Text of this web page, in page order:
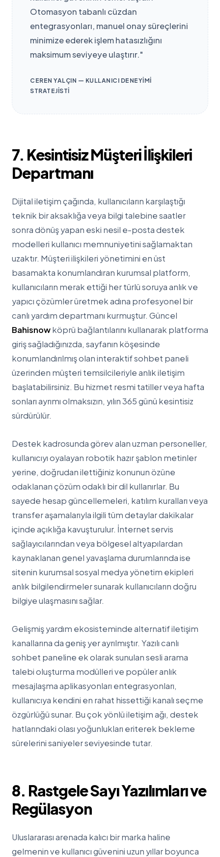
Otomasyon tabanlı cüzdan
entegrasyonları, manuel onay süreçlerini
minimize ederek işlem hatasızlığını
maksimum seviyeye ulaştırır."
CEREN YALÇIN — KULLANICI DENEYIMI
STRATEJISTI
7. Kesintisiz Müşteri İlişkileri
Departmanı
Dijital iletişim çağında, kullanıcıların karşılaştığı
teknik bir aksaklığa veya bilgi talebine saatler
sonra dönüş yapan eski nesil e-posta destek
modelleri kullanıcı memnuniyetini sağlamaktan
uzaktır. Müşteri ilişkileri yönetimini en üst
basamakta konumlandıran kurumsal platform,
kullanıcıların merak ettiği her türlü soruya anlık ve
yapıcı çözümler üretmek adına profesyonel bir
canlı yardım departmanı kurmuştur. Güncel
Bahisnowköprü bağlantılarını kullanarak platforma
giriş sağladığınızda, sayfanın köşesinde
konumlandırılmış olan interaktif sohbet paneli
üzerinden müşteri temsilcileriyle anlık iletişim
başlatabilirsiniz. Bu hizmet resmi tatiller veya hafta
sonları ayrımı olmaksızın, yılın 365 günü kesintisiz
sürdürülür.
Destek kadrosunda görev alan uzman personeller,
kullanıcıyı oyalayan robotik hazır şablon metinler
yerine, doğrudan ilettiğiniz konunun özüne
odaklanan çözüm odaklı bir dil kullanırlar. Bu
sayede hesap güncellemeleri, katılım kuralları veya
transfer aşamalarıyla ilgili tüm detaylar dakikalar
içinde açıklığa kavuşturulur. İnternet servis
sağlayıcılarından veya bölgesel altyapılardan
kaynaklanan genel yavaşlama durumlarında ise
sitenin kurumsal sosyal medya yönetim ekipleri
anlık bilgilendirmeler sunarak kullanıcıların doğru
bilgiye ulaşmasını sağlar.
Gelişmiş yardım ekosisteminde alternatif iletişim
kanallarına da geniş yer ayrılmıştır. Yazılı canlı
sohbet paneline ek olarak sunulan sesli arama
talebi oluşturma modülleri ve popüler anlık
mesajlaşma aplikasyonları entegrasyonları,
kullanıcıya kendini en rahat hissettiği kanalı seçme
özgürlüğü sunar. Bu çok yönlü iletişim ağı, destek
hatlarındaki olası yoğunlukları eriterek bekleme
sürelerini saniyeler seviyesinde tutar.
8. Rastgele Sayı Yazılımları ve
Regülasyon
Uluslararası arenada kalıcı bir marka haline
gelmenin ve kullanıcı güvenini uzun yıllar boyunca